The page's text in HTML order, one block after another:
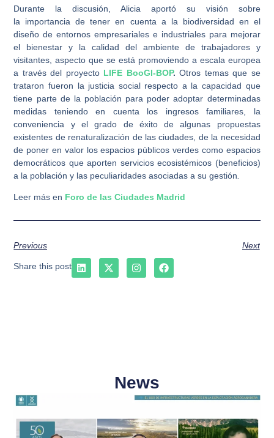
Durante la discusión, Alicia aportó su visión sobre
la importancia de tener en cuenta a la biodiversidad en el
diseño de entornos empresariales e industriales para mejorar
el bienestar y la calidad del ambiente de trabajadores y
visitantes, aspecto que se está promoviendo a escala europea
a través del proyecto LIFE BooGI-BOP. Otros temas que se
trataron fueron la justicia social respecto a la capacidad que
tiene parte de la población para poder adoptar determinadas
medidas teniendo en cuenta los ingresos familiares, la
conveniencia y el grado de éxito de algunas propuestas
existentes de renaturalización de las ciudades, de la necesidad
de poner en valor los espacios públicos verdes como espacios
democráticos que aporten servicios ecosistémicos (beneficios)
a la población y las peculiaridades asociadas a su gestión
Leer más en Foro de las Ciudades Madrid
Previous Next
Share this post
News